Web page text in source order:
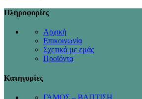
Πληροφορίες
Αρχική
Επικοινωνία
Σχετικά με εμάς
Προϊόντα
Κατηγορίες
ΓΑΜΟΣ – ΒΑΠΤΙΣΗ